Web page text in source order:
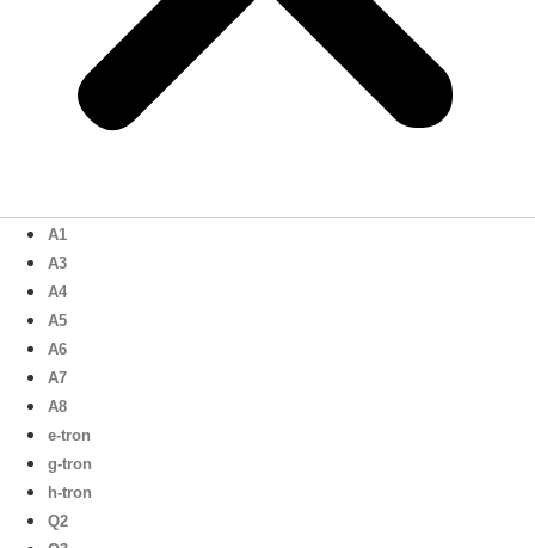
A1
A3
A4
A5
A6
A7
A8
e-tron
g-tron
h-tron
Q2